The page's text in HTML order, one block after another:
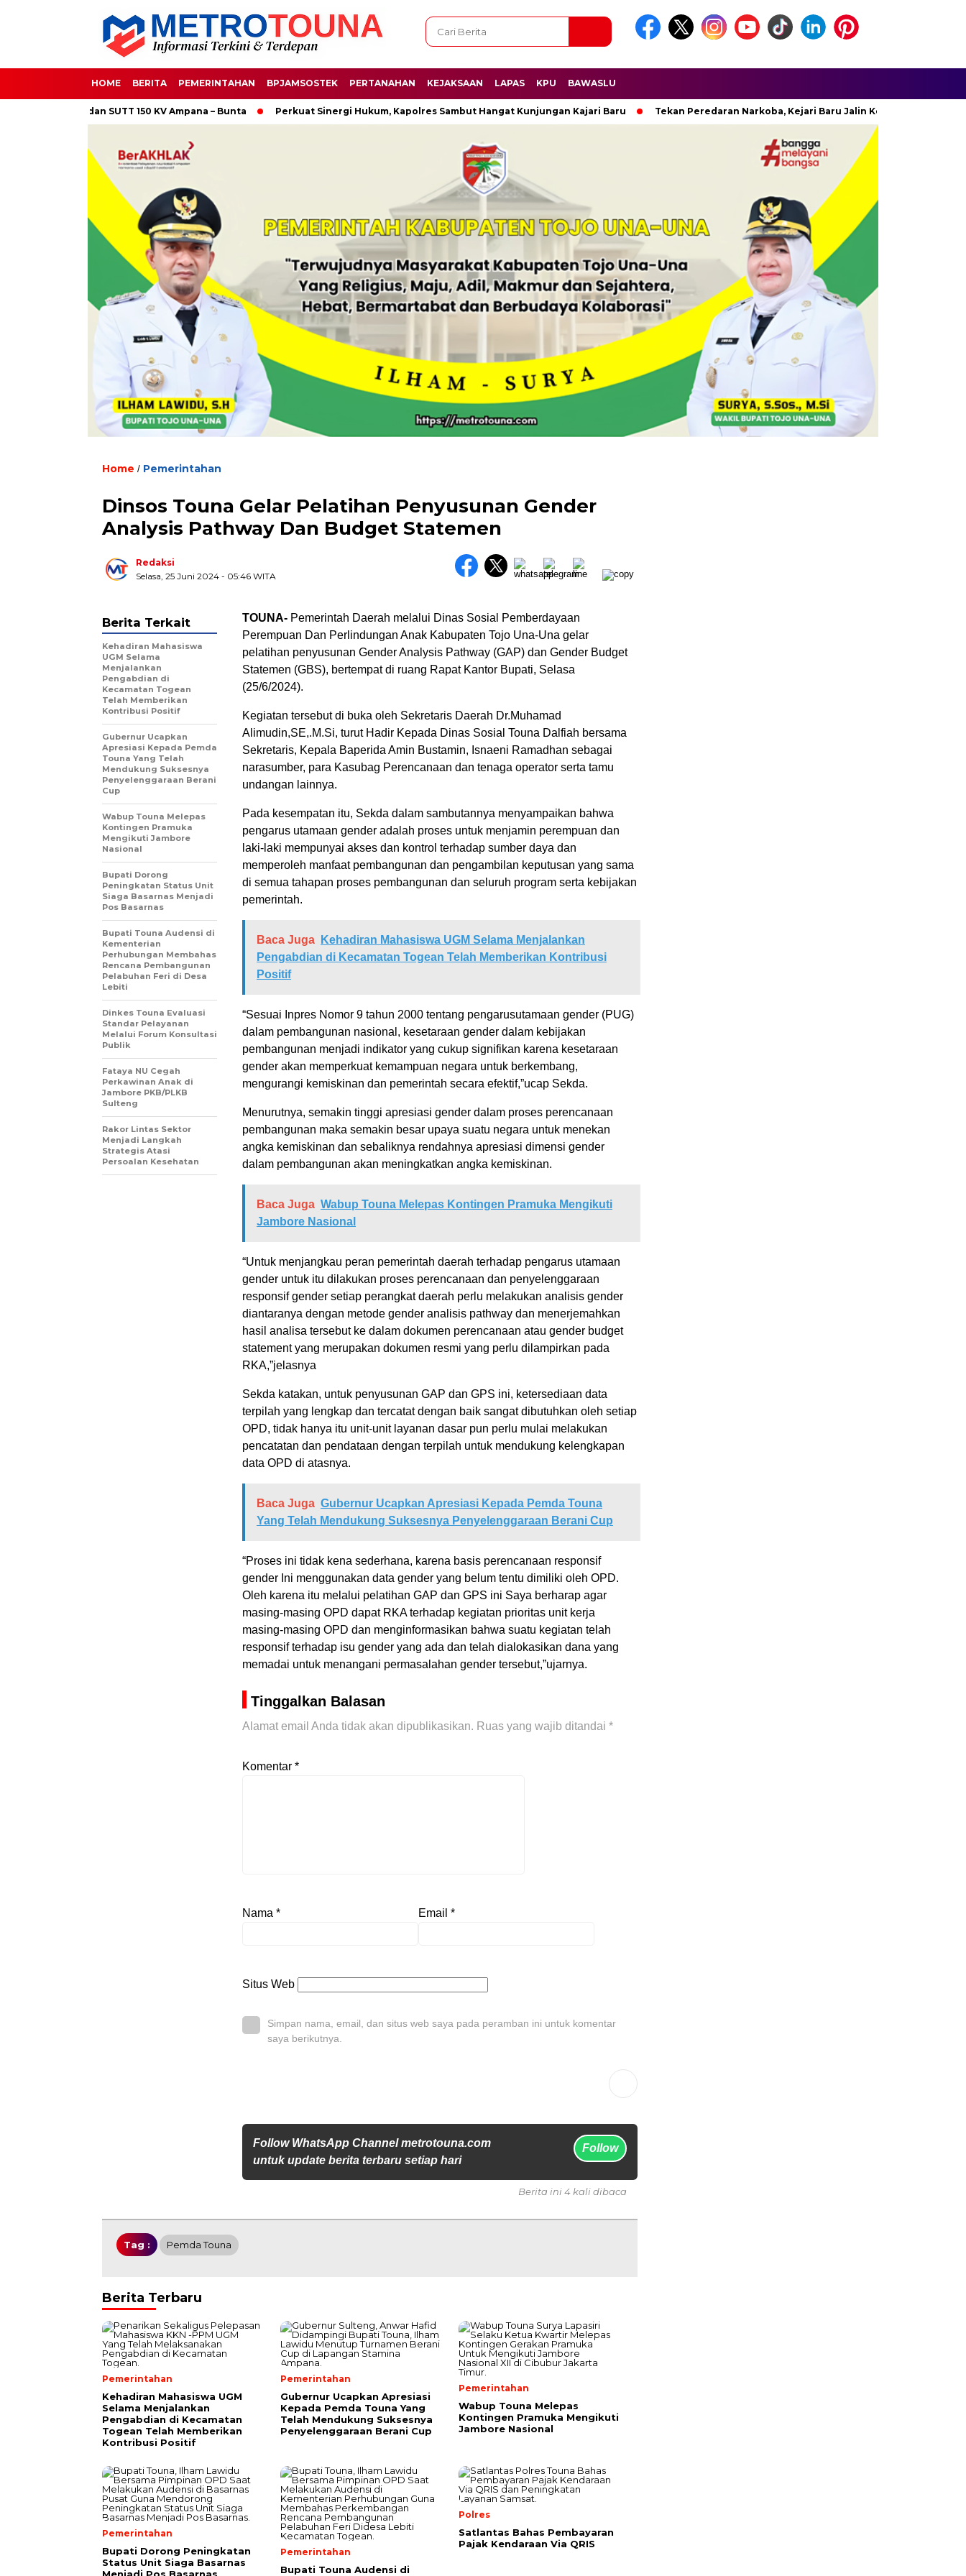
HOME BERITA PEMERINTAHAN BPJAMSOSTEK PERTANAHAN KEJAKSAAN LAPAS KPU BAWASLU
Ampana dan SUTT 150 KV Ampana – Bunta Perkuat Sinergi Hukum, Kapolres Sambut Hangat Kunjungan Kajari Baru Tekan Peredaran Narkoba, Kejari Baru Jalin Koordinasi Dengan BNNK
Home / Pemerintahan
Dinsos Touna Gelar Pelatihan Penyusunan Gender
Analysis Pathway Dan Budget Statemen
Redaksi
Selasa, 25 Juni 2024 - 05:46 WITA
TOUNA- Pemerintah Daerah melalui Dinas Sosial Pemberdayaan
Perempuan Dan Perlindungan Anak Kabupaten Tojo Una-Una gelar
pelatihan penyusunan Gender Analysis Pathway (GAP) dan Gender Budget
Statemen (GBS), bertempat di ruang Rapat Kantor Bupati, Selasa
(25/6/2024).
Kegiatan tersebut di buka oleh Sekretaris Daerah Dr.Muhamad
Alimudin,SE,.M.Si, turut Hadir Kepada Dinas Sosial Touna Dalfiah bersama
Sekretaris, Kepala Baperida Amin Bustamin, Isnaeni Ramadhan sebagai
narasumber, para Kasubag Perencanaan dan tenaga operator serta tamu
undangan lainnya.
Pada kesempatan itu, Sekda dalam sambutannya menyampaikan bahwa
pengarus utamaan gender adalah proses untuk menjamin perempuan dan
laki-laki mempunyai akses dan kontrol terhadap sumber daya dan
memperoleh manfaat pembangunan dan pengambilan keputusan yang sama
di semua tahapan proses pembangunan dan seluruh program serta kebijakan
pemerintah.
Baca Juga
Kehadiran Mahasiswa UGM Selama Menjalankan
Pengabdian di Kecamatan Togean Telah Memberikan Kontribusi
Positif
“Sesuai Inpres Nomor 9 tahun 2000 tentang pengarusutamaan gender (PUG)
dalam pembangunan nasional, kesetaraan gender dalam kebijakan
pembangunan menjadi indikator yang cukup signifikan karena kesetaraan
gender akan memperkuat kemampuan negara untuk berkembang,
mengurangi kemiskinan dan pemerintah secara efektif,”ucap Sekda.
Menurutnya, semakin tinggi apresiasi gender dalam proses perencanaan
pembangunan maka semakin besar upaya suatu negara untuk menekan
angka kemiskinan dan sebaliknya rendahnya apresiasi dimensi gender
dalam pembangunan akan meningkatkan angka kemiskinan.
Baca Juga Wabup Touna Melepas Kontingen Pramuka Mengikuti
Jambore Nasional
“Untuk menjangkau peran pemerintah daerah terhadap pengarus utamaan
gender untuk itu dilakukan proses perencanaan dan penyelenggaraan
responsif gender setiap perangkat daerah perlu melakukan analisis gender
diantaranya dengan metode gender analisis pathway dan menerjemahkan
hasil analisa tersebut ke dalam dokumen perencanaan atau gender budget
statement yang merupakan dokumen resmi yang perlu dilampirkan pada
RKA,”jelasnya
Sekda katakan, untuk penyusunan GAP dan GPS ini, ketersediaan data
terpilah yang lengkap dan tercatat dengan baik sangat dibutuhkan oleh setiap
OPD, tidak hanya itu unit-unit layanan dasar pun perlu mulai melakukan
pencatatan dan pendataan dengan terpilah untuk mendukung kelengkapan
data OPD di atasnya.
Baca Juga Gubernur Ucapkan Apresiasi Kepada Pemda Touna
Yang Telah Mendukung Suksesnya Penyelenggaraan Berani Cup
“Proses ini tidak kena sederhana, karena basis perencanaan responsif
gender Ini menggunakan data gender yang belum tentu dimiliki oleh OPD.
Oleh karena itu melalui pelatihan GAP dan GPS ini Saya berharap agar
masing-masing OPD dapat RKA terhadap kegiatan prioritas unit kerja
masing-masing OPD dan menginformasikan bahwa suatu kegiatan telah
responsif terhadap isu gender yang ada dan telah dialokasikan dana yang
memadai untuk menangani permasalahan gender tersebut,”ujarnya.
Tinggalkan Balasan
Alamat email Anda tidak akan dipublikasikan. Ruas yang wajib ditandai *
Komentar *
Nama * Email *
Situs Web
Simpan nama, email, dan situs web saya pada peramban ini untuk komentar
saya berikutnya.
Follow WhatsApp Channel metrotouna.com
untuk update berita terbaru setiap hari
Follow
Berita Terkait
Kehadiran Mahasiswa
UGM Selama
Menjalankan
Pengabdian di
Kecamatan Togean
Telah Memberikan
Kontribusi Positif
Gubernur Ucapkan
Apresiasi Kepada Pemda
Touna Yang Telah
Mendukung Suksesnya
Penyelenggaraan Berani
Cup
Wabup Touna Melepas
Kontingen Pramuka
Mengikuti Jambore
Nasional
Bupati Dorong
Peningkatan Status Unit
Siaga Basarnas Menjadi
Pos Basarnas
Bupati Touna Audensi di
Kementerian
Perhubungan Membahas
Rencana Pembangunan
Pelabuhan Feri di Desa
Lebiti
Dinkes Touna Evaluasi
Standar Pelayanan
Melalui Forum Konsultasi
Publik
Fataya NU Cegah
Perkawinan Anak di
Jambore PKB/PLKB
Sulteng
Rakor Lintas Sektor
Menjadi Langkah
Strategis Atasi
Persoalan Kesehatan
Berita ini 4 kali dibaca
Tag : Pemda Touna
Berita Terbaru
Pemerintahan
Kehadiran Mahasiswa UGM
Selama Menjalankan
Pengabdian di Kecamatan
Togean Telah Memberikan
Kontribusi Positif
Pemerintahan
Gubernur Ucapkan Apresiasi
Kepada Pemda Touna Yang
Telah Mendukung Suksesnya
Penyelenggaraan Berani Cup
Pemerintahan
Wabup Touna Melepas
Kontingen Pramuka Mengikuti
Jambore Nasional
Pemerintahan
Bupati Dorong Peningkatan
Status Unit Siaga Basarnas
Menjadi Pos Basarnas
Pemerintahan
Bupati Touna Audensi di
Polres
Satlantas Bahas Pembayaran
Pajak Kendaraan Via QRIS